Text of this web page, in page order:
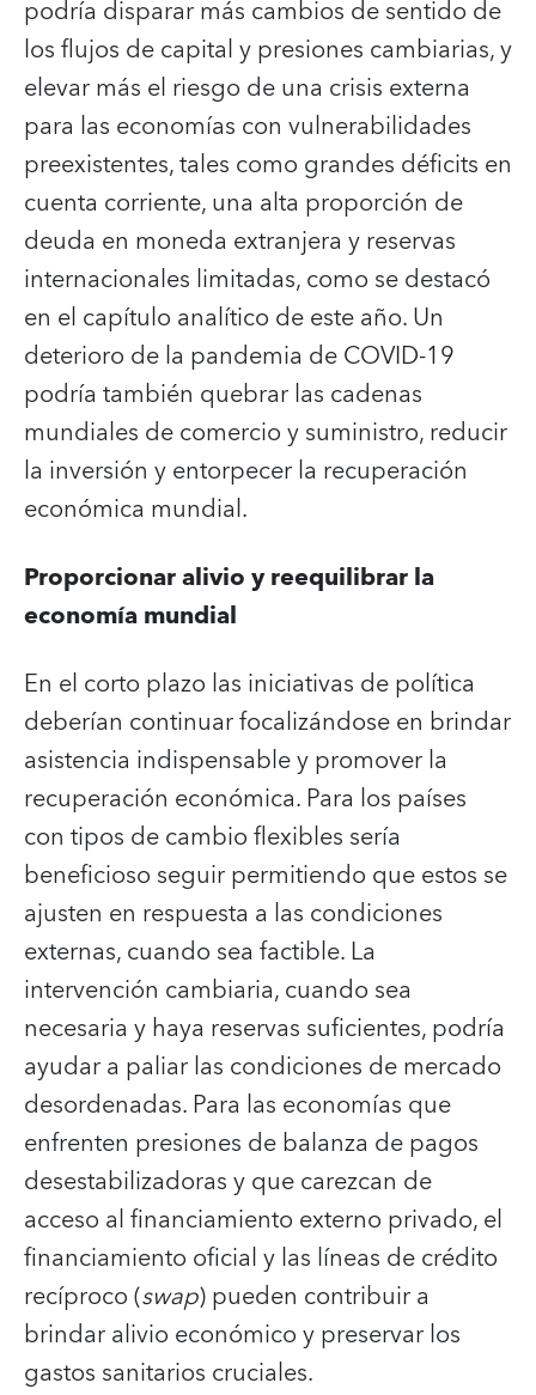
podría disparar más cambios de sentido de
los flujos de capital y presiones cambiarias, y
elevar más el riesgo de una crisis externa
para las economías con vulnerabilidades
preexistentes, tales como grandes déficits en
cuenta corriente, una alta proporción de
deuda en moneda extranjera y reservas
internacionales limitadas, como se destacó
en el capítulo analítico de este año. Un
deterioro de la pandemia de COVID-19
podría también quebrar las cadenas
mundiales de comercio y suministro, reducir
la inversión y entorpecer la recuperación
económica mundial.
Proporcionar alivio y reequilibrar la
economía mundial
En el corto plazo las iniciativas de política
deberían continuar focalizándose en brindar
asistencia indispensable y promover la
recuperación económica. Para los países
con tipos de cambio flexibles sería
beneficioso seguir permitiendo que estos se
ajusten en respuesta a las condiciones
externas, cuando sea factible. La
intervención cambiaria, cuando sea
necesaria y haya reservas suficientes, podría
ayudar a paliar las condiciones de mercado
desordenadas. Para las economías que
enfrenten presiones de balanza de pagos
desestabilizadoras y que carezcan de
acceso al financiamiento externo privado, el
financiamiento oficial y las líneas de crédito
recíproco (swap) pueden contribuir a
brindar alivio económico y preservar los
gastos sanitarios cruciales.